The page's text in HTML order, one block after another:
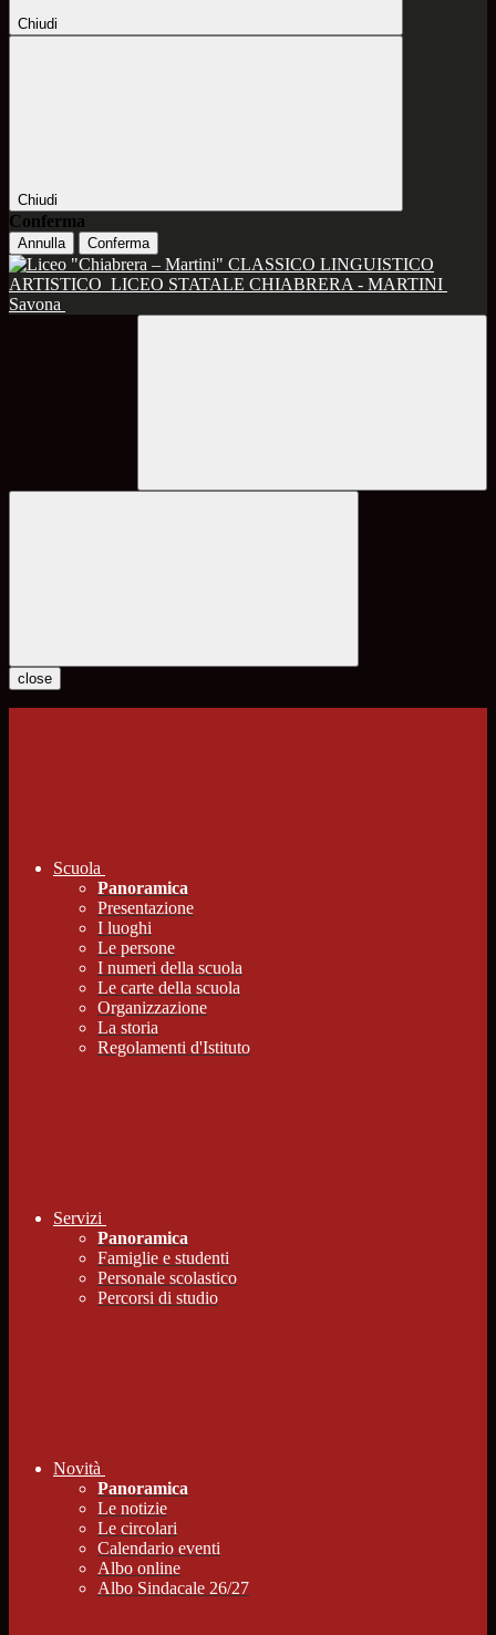
Chiudi
Chiudi
Conferma
Annulla Conferma
CLASSICO LINGUISTICO
ARTISTICO LICEO STATALE CHIABRERA - MARTINI
Savona
close
Scuola
Panoramica
Presentazione
I luoghi
Le persone
I numeri della scuola
Le carte della scuola
Organizzazione
La storia
Regolamenti d'Istituto
Servizi
Panoramica
Famiglie e studenti
Personale scolastico
Percorsi di studio
Novità
Panoramica
Le notizie
Le circolari
Calendario eventi
Albo online
Albo Sindacale 26/27